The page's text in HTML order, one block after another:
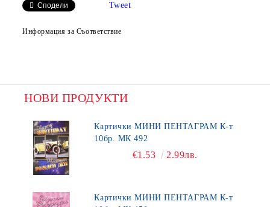
Сподели Tweet
Информация за Съответствие
НОВИ ПРОДУКТИ
Картички МИНИ ПЕНТАГРАМ К-т
10бр. МК 492
€1.53 2.99лв.
Картички МИНИ ПЕНТАГРАМ К-т